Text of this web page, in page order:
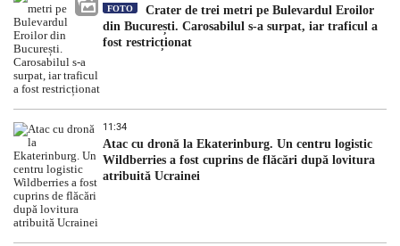
FOTO
Crater de trei metri pe Bulevardul Eroilor
din București. Carosabilul s-a surpat, iar traficul a
fost restricționat
11:34
Atac cu dronă la Ekaterinburg. Un centru logistic
Wildberries a fost cuprins de flăcări după lovitura
atribuită Ucrainei